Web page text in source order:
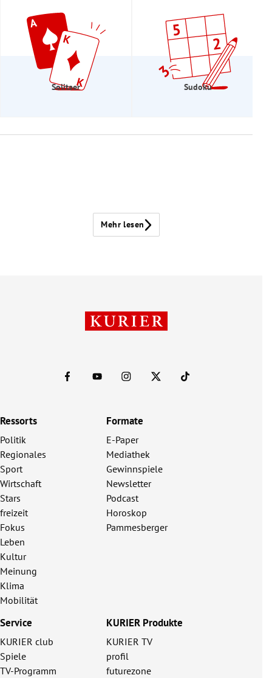
Solitaer Sudoku
Mehr lesen
Ressorts
Politik
Regionales
Sport
Wirtschaft
Stars
freizeit
Fokus
Leben
Kultur
Meinung
Klima
Mobilität
Formate
E-Paper
Mediathek
Gewinnspiele
Newsletter
Podcast
Horoskop
Pammesberger
Service
KURIER club
Spiele
TV-Programm
KURIER Produkte
KURIER TV
profil
futurezone